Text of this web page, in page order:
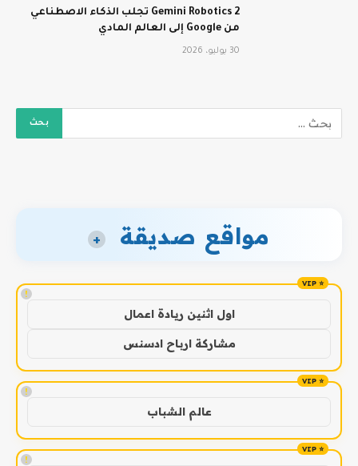
Gemini Robotics 2 تجلب الذكاء الاصطناعي
من Google إلى العالم المادي
30 يوليو، 2026
مواقع صديقة +
!
اول اثنين ريادة اعمال
مشاركة ارباح ادسنس
!
عالم الشباب
!